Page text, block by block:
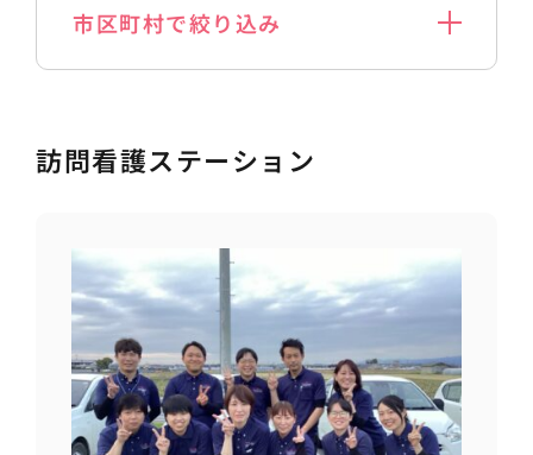
市区町村で絞り込み
訪問看護ステーション